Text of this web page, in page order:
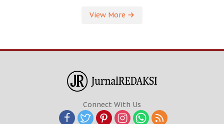
View More
Connect With Us